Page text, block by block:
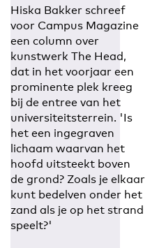
Hiska Bakker schreef
voor Campus Magazine
een column over
kunstwerk The Head,
dat in het voorjaar een
prominente plek kreeg
bij de entree van het
universiteitsterrein. 'Is
het een ingegraven
lichaam waarvan het
hoofd uitsteekt boven
de grond? Zoals je elkaar
kunt bedelven onder het
zand als je op het strand
speelt?'